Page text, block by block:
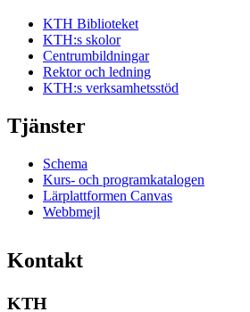
KTH Biblioteket
KTH:s skolor
Centrumbildningar
Rektor och ledning
KTH:s verksamhetsstöd
Tjänster
Schema
Kurs- och programkatalogen
Lärplattformen Canvas
Webbmejl
Kontakt
KTH